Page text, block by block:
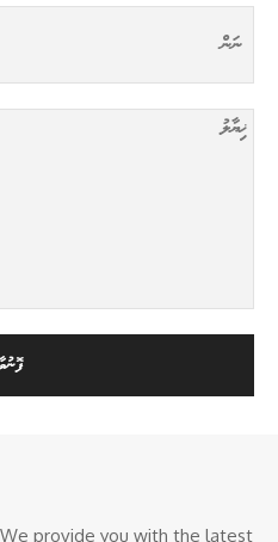
provide you with the latest